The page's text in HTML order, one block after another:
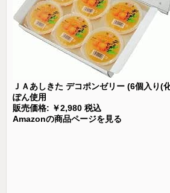
ＪＡあしきた デコポンゼリー (6個入り(
ぽん使用
販売価格: ￥2,980 税込
Amazonの商品ページを見る